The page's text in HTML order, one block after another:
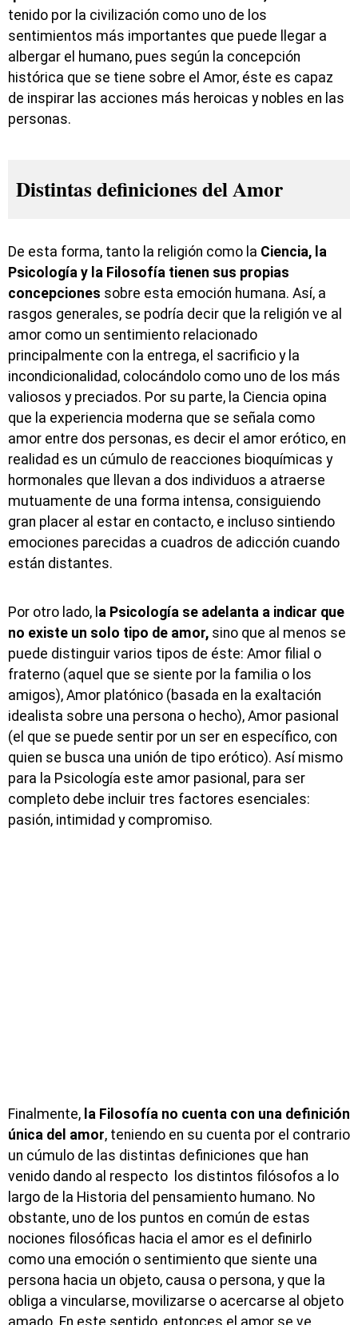
tenido por la civilización como uno de los
sentimientos más importantes que puede llegar a
albergar el humano, pues según la concepción
histórica que se tiene sobre el Amor, éste es capaz
de inspirar las acciones más heroicas y nobles en las
personas.
Distintas definiciones del Amor
De esta forma, tanto la religión como la Ciencia, la
Psicología y la Filosofía tienen sus propias
concepciones sobre esta emoción humana. Así, a
rasgos generales, se podría decir que la religión ve al
amor como un sentimiento relacionado
principalmente con la entrega, el sacrificio y la
incondicionalidad, colocándolo como uno de los más
valiosos y preciados. Por su parte, la Ciencia opina
que la experiencia moderna que se señala como
amor entre dos personas, es decir el amor erótico, en
realidad es un cúmulo de reacciones bioquímicas y
hormonales que llevan a dos individuos a atraerse
mutuamente de una forma intensa, consiguiendo
gran placer al estar en contacto, e incluso sintiendo
emociones parecidas a cuadros de adicción cuando
están distantes.
Por otro lado, l a Psicología se adelanta a indicar que
no existe un solo tipo de amor, sino que al menos se
puede distinguir varios tipos de éste: Amor filial o
fraterno (aquel que se siente por la familia o los
amigos), Amor platónico (basada en la exaltación
idealista sobre una persona o hecho), Amor pasional
(el que se puede sentir por un ser en específico, con
quien se busca una unión de tipo erótico). Así mismo
para la Psicología este amor pasional, para ser
completo debe incluir tres factores esenciales:
pasión, intimidad y compromiso.
Finalmente, la Filosofía no cuenta con una definición
única del amor, teniendo en su cuenta por el contrario
un cúmulo de las distintas definiciones que han
venido dando al respecto los distintos filósofos a lo
largo de la Historia del pensamiento humano. No
obstante, uno de los puntos en común de estas
nociones filosóficas hacia el amor es el definirlo
como una emoción o sentimiento que siente una
persona hacia un objeto, causa o persona, y que la
obliga a vincularse, movilizarse o acercarse al objeto